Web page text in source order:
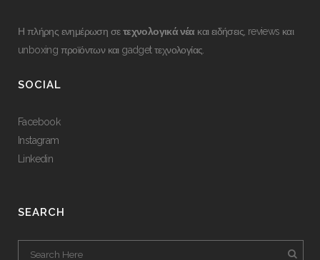
Η πλήρης ενημέρωση σετεχνολογικά νέα και ειδήσεις, reviews και
unboxing προϊόντων και gadget τεχνολογίας.
SOCIAL
Facebook
Instagram
Linkedin
SEARCH